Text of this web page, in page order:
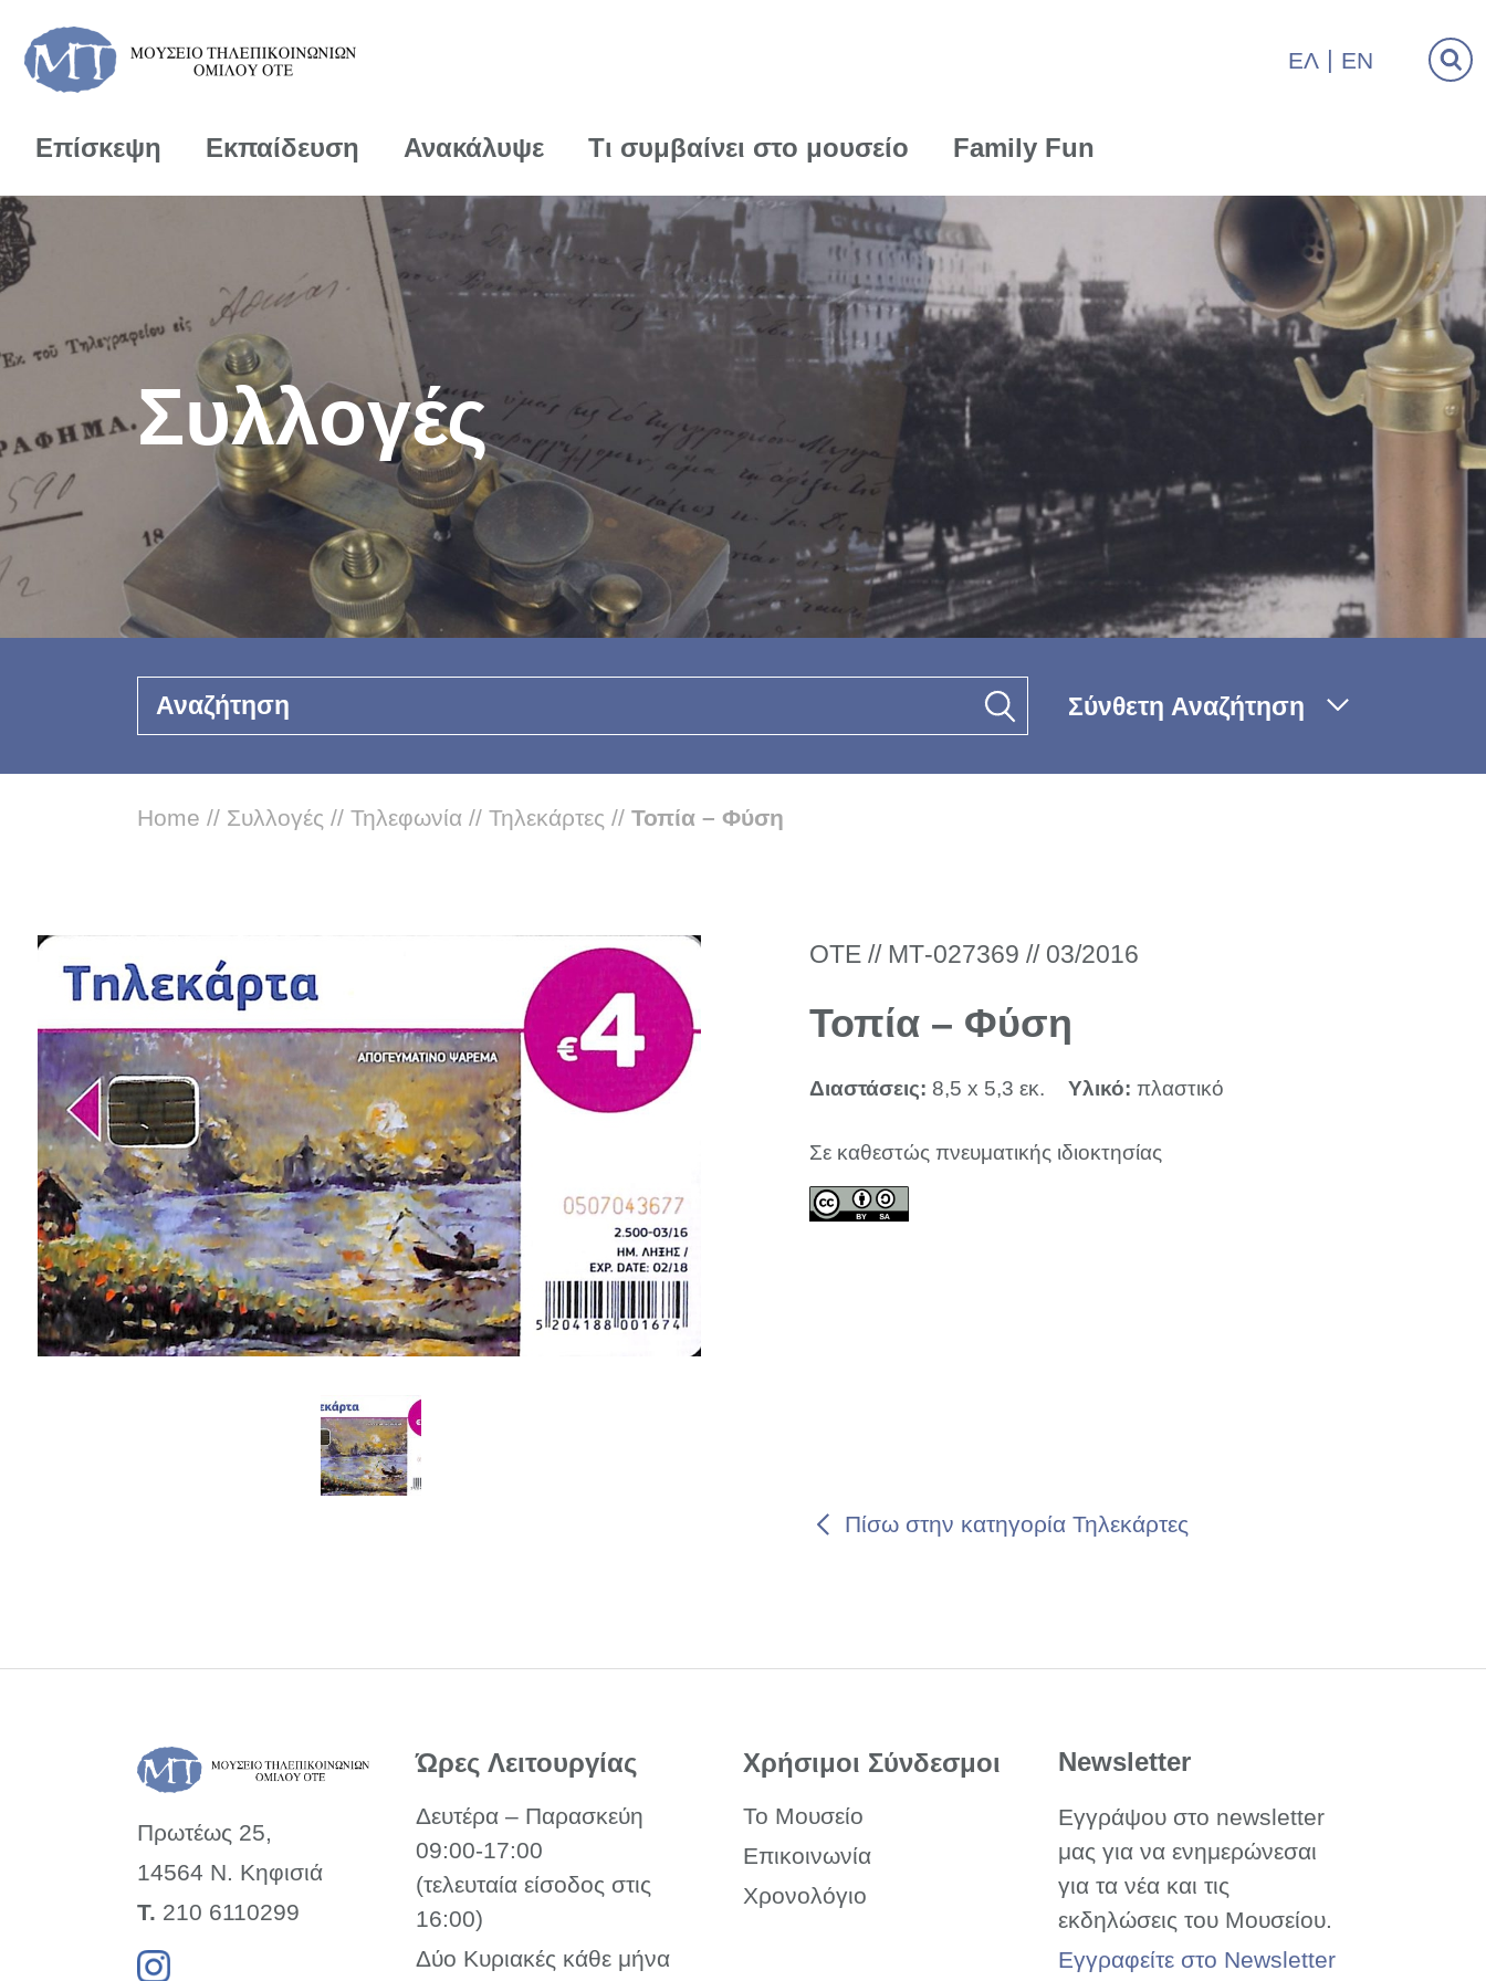
ΕΛ EN
Επίσκεψη Εκπαίδευση Ανακάλυψε Τι συμβαίνει στο μουσείο Family Fun
Συλλογές
Αναζήτηση Σύνθετη Αναζήτηση
Home // Συλλογές // Τηλεφωνία // Τηλεκάρτες // Τοπία – Φύση
Πίσω στην κατηγορία Τηλεκάρτες
ΟΤΕ // ΜΤ-027369 // 03/2016
Τοπία – Φύση
Διαστάσεις: 8,5 x 5,3 εκ. Υλικό: πλαστικό
Σε καθεστώς πνευματικής ιδιοκτησίας
Πρωτέως 25,
14564 Ν. Κηφισιά
Τ. 210 6110299
Ώρες Λειτουργίας
Δευτέρα – Παρασκεύη
09:00-17:00
(τελευταία είσοδος στις
16:00)
Δύο Κυριακές κάθε μήνα
Χρήσιμοι Σύνδεσμοι
Το Μουσείο
Επικοινωνία
Χρονολόγιο
Newsletter
Εγγράψου στο newsletter
μας για να ενημερώνεσαι
για τα νέα και τις
εκδηλώσεις του Μουσείου.
Εγγραφείτε στο Newsletter